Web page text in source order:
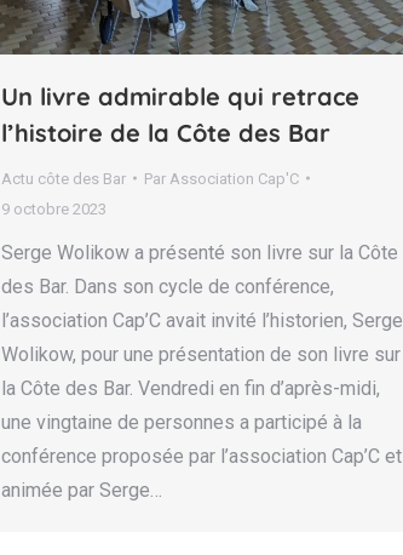
Un livre admirable qui retrace
l’histoire de la Côte des Bar
Actu côte des Bar Par Association Cap'C
9 octobre 2023
Serge Wolikow a présenté son livre sur la Côte
des Bar. Dans son cycle de conférence,
l’association Cap’C avait invité l’historien, Serge
Wolikow, pour une présentation de son livre sur
la Côte des Bar. Vendredi en fin d’après-midi,
une vingtaine de personnes a participé à la
conférence proposée par l’association Cap’C et
animée par Serge…